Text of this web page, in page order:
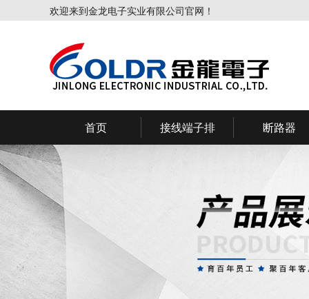
欢迎来到金龙电子实业有限公司官网！
首页 接线端子排 断路器